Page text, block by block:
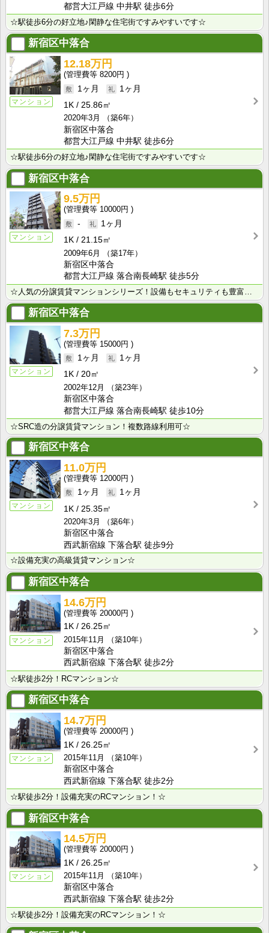
都営大江戸線 中井駅 徒歩6分
☆駅徒歩6分の好立地♪閑静な住宅街ですみやすいです☆
新宿区中落合
マンション
12.18万円
8200円
1ヶ月
1ヶ月
1K
25.86㎡
2020年3月
（築6年）
新宿区中落合
都営大江戸線 中井駅 徒歩6分
☆駅徒歩6分の好立地♪閑静な住宅街ですみやすいです☆
新宿区中落合
マンション
9.5万円
10000円
-
1ヶ月
1K
21.15㎡
2009年6月
（築17年）
新宿区中落合
都営大江戸線 落合南長崎駅 徒歩5分
新宿区中落合
マンション
7.3万円
15000円
1ヶ月
1ヶ月
1K
20㎡
2002年12月
（築23年）
新宿区中落合
都営大江戸線 落合南長崎駅 徒歩10分
☆SRC造の分譲賃貸マンション！複数路線利用可☆
新宿区中落合
マンション
11.0万円
12000円
1ヶ月
1ヶ月
1K
25.35㎡
2020年3月
（築6年）
新宿区中落合
西武新宿線 下落合駅 徒歩9分
☆設備充実の高級賃貸マンション☆
新宿区中落合
マンション
14.6万円
20000円
1K
26.25㎡
2015年11月
（築10年）
新宿区中落合
西武新宿線 下落合駅 徒歩2分
☆駅徒歩2分！RCマンション☆
新宿区中落合
マンション
14.7万円
20000円
1K
26.25㎡
2015年11月
（築10年）
新宿区中落合
西武新宿線 下落合駅 徒歩2分
☆駅徒歩2分！設備充実のRCマンション！☆
新宿区中落合
マンション
14.5万円
20000円
1K
26.25㎡
2015年11月
（築10年）
新宿区中落合
西武新宿線 下落合駅 徒歩2分
☆駅徒歩2分！設備充実のRCマンション！☆